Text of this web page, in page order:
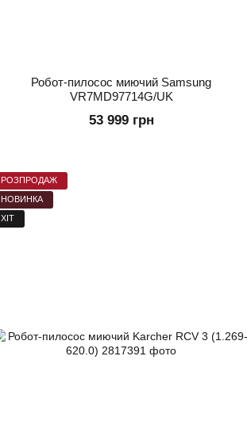
Робот-пилосос миючий Samsung
VR7MD97714G/UK
53 999 грн
РОЗПРОДАЖ
НОВИНКА
ХІТ